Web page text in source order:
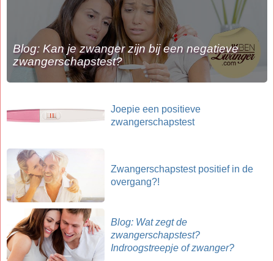
Blog: Kan je zwanger zijn bij een negatieve
zwangerschapstest?
Joepie een positieve
zwangerschapstest
Zwangerschapstest positief in de
overgang?!
Blog: Wat zegt de
zwangerschapstest?
Indroogstreepje of zwanger?